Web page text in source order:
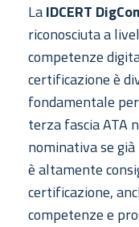
LaIDCERT
riconosciuta a
competenze
certificazione è
fondamentale
terza fascia ATA
nominativa se
è altamente
certificazione,
competenze e